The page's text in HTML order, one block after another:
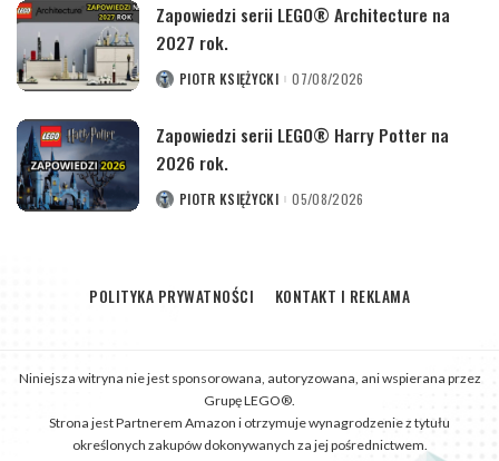
Zapowiedzi serii LEGO® Architecture na
2027 rok.
POSTEDPIOTR KSIĘŻYCKI 07/08/2026
Zapowiedzi serii LEGO® Harry Potter na
2026 rok.
POSTEDPIOTR KSIĘŻYCKI 05/08/2026
POLITYKA PRYWATNOŚCI KONTAKT I REKLAMA
Niniejsza witryna nie jest sponsorowana, autoryzowana, ani wspierana przez
Grupę LEGO®.
Strona jest Partnerem Amazon i otrzymuje wynagrodzenie z tytułu
określonych zakupów dokonywanych za jej pośrednictwem.